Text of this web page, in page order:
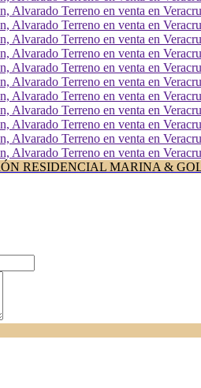
RESIDENCIAL MARINA &